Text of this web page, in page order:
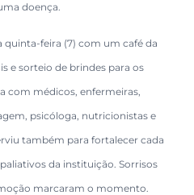
doença.
quinta-feira (7) com um café da
e sorteio de brindes para os
com médicos, enfermeiras,
psicóloga, nutricionistas e
também para fortalecer cada
da instituição. Sorrisos
marcaram o momento.